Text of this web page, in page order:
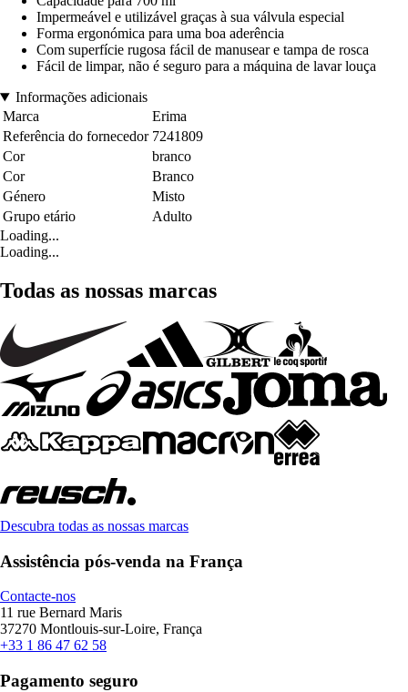
Impermeável e utilizável graças à sua válvula especial
Forma ergonómica para uma boa aderência
Com superfície rugosa fácil de manusear e tampa de rosca
Fácil de limpar, não é seguro para a máquina de lavar louça
Informações adicionais
Marca
Erima
Referência do fornecedor 7241809
Cor
branco
Cor
Branco
Género
Misto
Grupo etário
Adulto
Loading...
Loading...
Todas as nossas marcas
Descubra todas as nossas marcas
Assistência pós-venda na França
Contacte-nos
11 rue Bernard Maris
37270 Montlouis-sur-Loire, França
+33 1 86 47 62 58
Pagamento seguro